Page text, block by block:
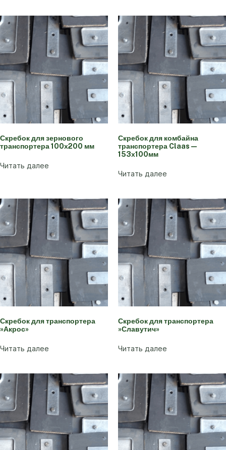
Скребок для зернового
транспортера 100х200 мм
Читать далее
Скребок для комбайна
транспортера Claas —
153х100мм
Читать далее
Скребок для транспортера
»Акрос»
Читать далее
Скребок для транспортера
»Славутич»
Читать далее